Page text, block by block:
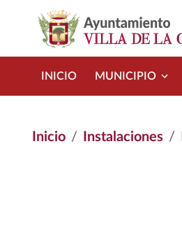
INICIO MUNICIPIO
Inicio Instalaciones